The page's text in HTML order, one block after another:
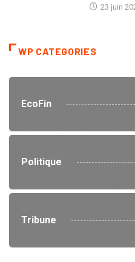
23 juin
WP CATEGORIES
EcoFin
Politique
Tribune